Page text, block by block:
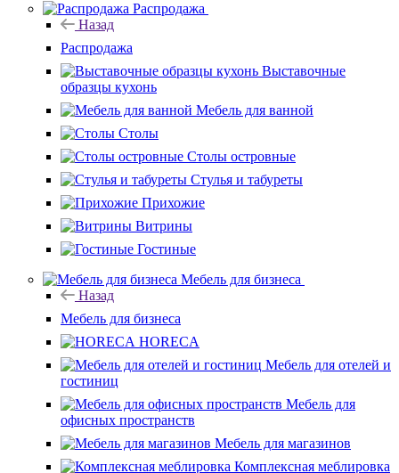
Распродажа
Назад
Распродажа
Выставочные
образцы кухонь
Мебель для ванной
Столы
Столы островные
Стулья и табуреты
Прихожие
Витрины
Гостиные
Мебель для бизнеса
Назад
Мебель для бизнеса
HORECA
Мебель для отелей и
гостиниц
Мебель для
офисных пространств
Мебель для магазинов
Комплексная меблировка